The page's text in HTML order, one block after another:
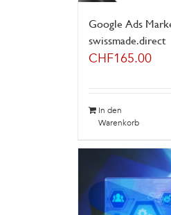
Google Ads
swissmade.direct
CHF165.00
In den
Warenkorb